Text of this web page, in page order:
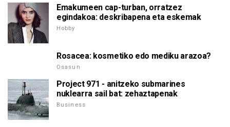
Emakumeen cap-turban, orratzez
egindakoa: deskribapena eta eskemak
Hobby
Rosacea: kosmetiko edo mediku arazoa?
Osasun
Project 971 - anitzeko submarines
nuklearra sail bat: zehaztapenak
Business